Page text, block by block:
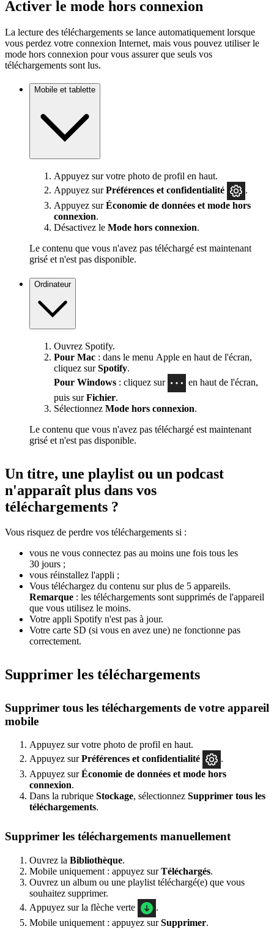
Activer le mode hors connexion
La lecture des téléchargements se lance automatiquement lorsque
vous perdez votre connexion Internet, mais vous pouvez utiliser le
mode hors connexion pour vous assurer que seuls vos
téléchargements sont lus.
Mobile et tablette
Appuyez sur votre photo de profil en haut.
Appuyez surPréférences et confidentialité
.
Appuyez surÉconomie de données et mode hors
connexion.
Désactivez le Mode hors connexion.
Le contenu que vous n'avez pas téléchargé est maintenant
grisé et n'est pas disponible.
Ordinateur
Ouvrez Spotify.
Pour Mac : dans le menu Apple en haut de l'écran,
cliquez surSpotify.
Pour Windows : cliquez sur
en haut de l'écran,
puis surFichier.
Sélectionnez Mode hors connexion.
Le contenu que vous n'avez pas téléchargé est maintenant
grisé et n'est pas disponible.
Un titre, une playlist ou un podcast
n'apparaît plus dans vos
téléchargements ?
Vous risquez de perdre vos téléchargements si :
vous ne vous connectez pas au moins une fois tous les
30 jours ;
vous réinstallez l'appli ;
Vous téléchargez du contenu sur plus de 5 appareils.
Remarque : les téléchargements sont supprimés de l'appareil
que vous utilisez le moins.
Votre appli Spotify n'est pas à jour.
Votre carte SD (si vous en avez une) ne fonctionne pas
correctement.
Supprimer les téléchargements
Supprimer tous les téléchargements de votre appareil
mobile
Appuyez sur votre photo de profil en haut.
Appuyez surPréférences et confidentialité
.
Appuyez surÉconomie de données et mode hors
connexion.
Dans la rubrique Stockage, sélectionnez Supprimer tous les
téléchargements.
Supprimer les téléchargements manuellement
Ouvrez la Bibliothèque.
Mobile uniquement : appuyez surTéléchargés.
Ouvrez un album ou une playlist téléchargé(e) que vous
souhaitez supprimer.
Appuyez sur la flèche verte
.
Mobile uniquement : appuyez surSupprimer.